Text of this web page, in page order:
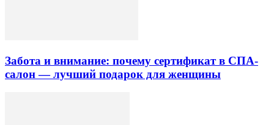
Забота и внимание: почему сертификат в СПА-
салон — лучший подарок для женщины